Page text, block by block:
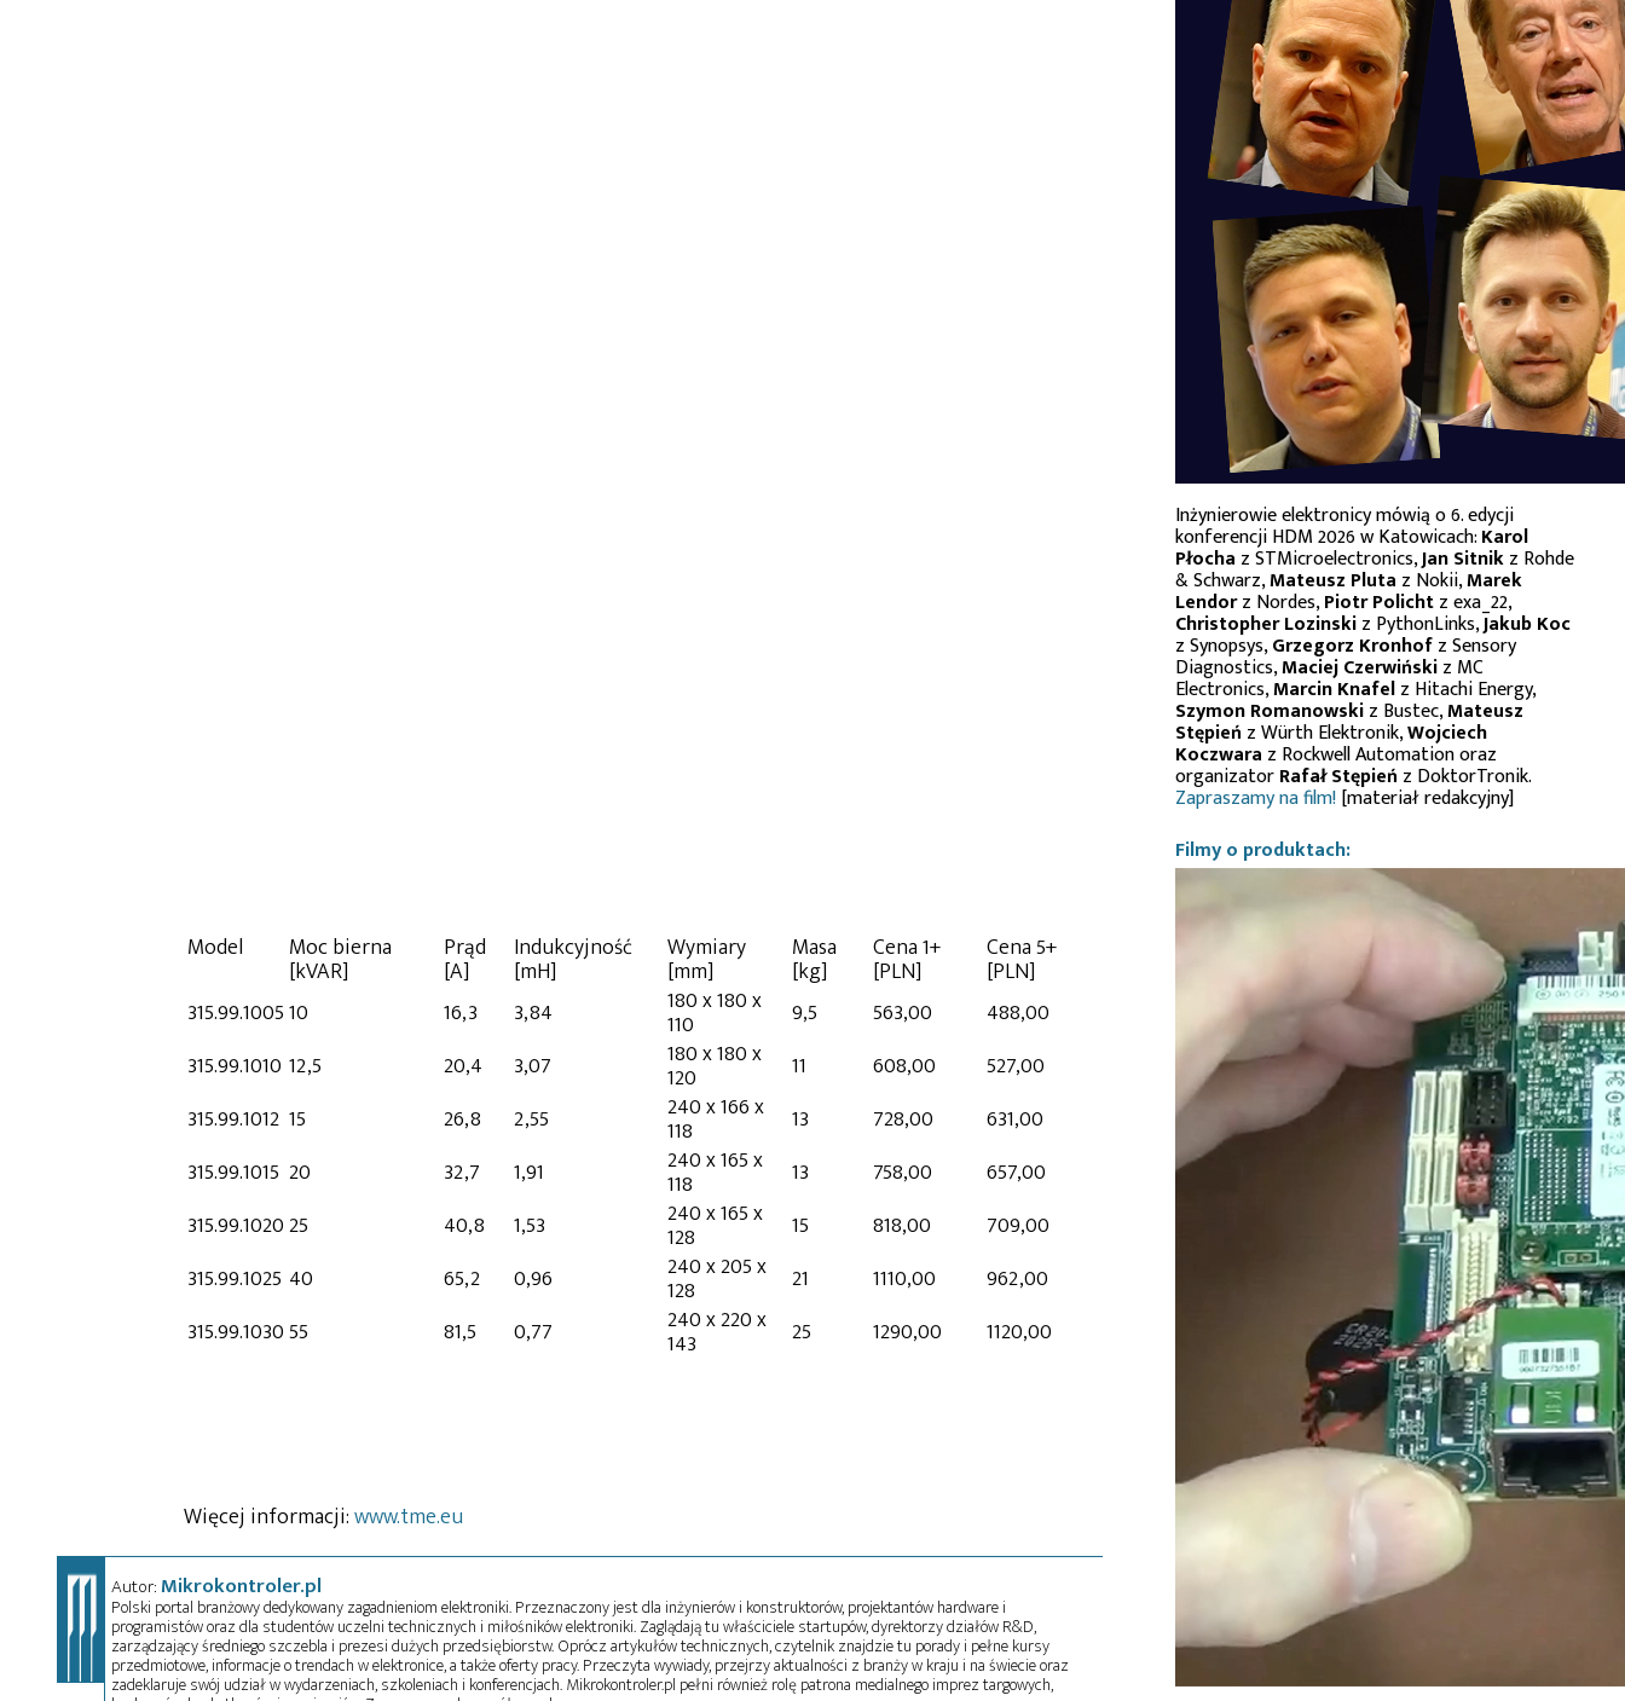
Model Moc bierna
[kVAR]
Prąd
[A]
Indukcyjność
[mH]
Wymiary
[mm]
Masa
[kg]
Cena 1+
[PLN]
Cena 5+
[PLN]
315.99.100510 16,3 3,84 180 x 180 x
110 9,5 563,00
488,00
315.99.1010 12,5 20,4 3,07 180 x 180 x
120 11 608,00
527,00
315.99.1012 15 26,8 2,55 240 x 166 x
118 13 728,00
631,00
315.99.1015 20 32,7 1,91 240 x 165 x
118 13 758,00
657,00
315.99.102025 40,8 1,53 240 x 165 x
128 15 818,00
709,00
315.99.1025 40 65,2 0,96 240 x 205 x
128 21 1110,00
962,00
315.99.103055 81,5 0,77 240 x 220 x
143 25 1290,00 1120,00
Więcej informacji:www.tme.eu
Autor:Mikrokontroler.pl
Polski portal branżowy dedykowany zagadnieniom elektroniki. Przeznaczony jest dla inżynierów i konstruktorów, projektantów hardware i
programistów oraz dla studentów uczelni technicznych i miłośników elektroniki. Zaglądają tu właściciele startupów, dyrektorzy działów R&D,
zarządzający średniego szczebla i prezesi dużych przedsiębiorstw. Oprócz artykułów technicznych, czytelnik znajdzie tu porady i pełne kursy
przedmiotowe, informacje o trendach w elektronice, a także oferty pracy. Przeczyta wywiady, przejrzy aktualności z branży w kraju i na świecie oraz
zadeklaruje swój udział w wydarzeniach, szkoleniach i konferencjach. Mikrokontroler.pl pełni również rolę patrona medialnego imprez targowych,
Inżynierowie elektronicy mówią o 6. edycji
konferencji HDM 2026 w Katowicach:Karol
Płocha z STMicroelectronics,Jan Sitnikz Rohde
& Schwarz,Mateusz Pluta z Nokii,Marek
Lendorz Nordes,Piotr Polichtz exa_22,
Christopher Lozinskiz PythonLinks,Jakub Koc
z Synopsys,Grzegorz Kronhofz Sensory
Diagnostics,Maciej Czerwińskiz MC
Electronics,Marcin Knafelz Hitachi Energy,
Szymon Romanowskiz Bustec,Mateusz
Stępień z Würth Elektronik,Wojciech
Koczwara z Rockwell Automation oraz
organizatorRafał Stępień z DoktorTronik.
Zapraszamy na film![materiał redakcyjny]
Filmy o produktach: